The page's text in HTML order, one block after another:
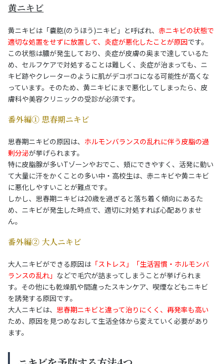
黄ニキビ
黄ニキビは「嚢胞(のうほう)ニキビ」と呼ばれ、 赤ニキビの状態で
適切な処置をせずに放置して、炎症が悪化したことが原因です。
この状態は膿が発生しており、炎症が皮膚の奥まで達しているた
め、セルフケアで対処することは難しく、炎症が治まっても、ニ
キビ跡やクレーターのように肌がデコボコになる可能性が高くな
っています。そのため、黄ニキビにまで悪化してしまったら、皮
膚科や美容クリニックの受診が必須です。
番外編① 思春期ニキビ
思春期ニキビの原因は、 ホルモンバランスの乱れに伴う皮脂の過
剰分泌が挙げられます。
特に皮脂腺が多いTゾーンやおでこ、頬にできやすく、活発に動い
て大量に汗をかくことの多い中・高校生は、赤ニキビや黄ニキビ
に悪化しやすいことが難点です。
しかし、思春期ニキビは20歳を過ぎると落ち着く傾向にあるた
め、ニキビが発生した時点で、適切に対処すれば心配ありませ
ん。
番外編② 大人ニキビ
大人ニキビができる原因は 「ストレス」「生活習慣・ホルモンバ
ランスの乱れ」 などで毛穴が詰まってしまうことが挙げられま
す。その他にも乾燥肌や間違ったスキンケア、喫煙などもニキビ
を誘発する原因です。
大人ニキビは、 思春期ニキビと違って治りにくく、再発率も高い
ため、原因を見つめなおして生活全体から変えていく必要があり
ます。